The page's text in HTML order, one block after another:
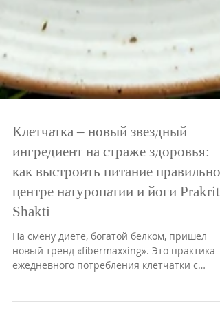
Клетчатка – новый звездный
как выстроить питание правильно